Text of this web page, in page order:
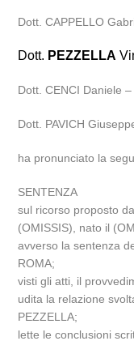
Dott. CAPPELLO
Dott. PEZZELLA
Dott. CENCI Daniele
Dott. PAVICH
ha pronunciato la
SENTENZA
sul ricorso proposto
(OMISSIS), nato il
avverso la sentenza
ROMA;
visti gli atti, il
udita la relazione
PEZZELLA;
lette le conclusioni